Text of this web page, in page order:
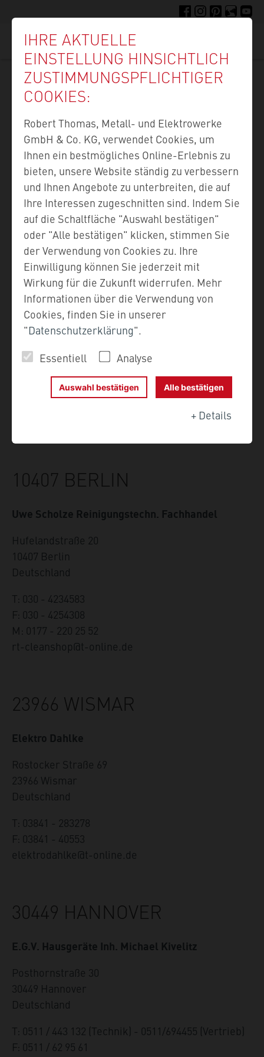
zum
FACEBOOK
INSTAGRAM
PINTEREST
FELLIGE
KUNDEN­DIENST­
STELLEN IN IHRER
NÄHE
Land
01445 RADEBEUL
Hoehne Elektro GmbH
Bernhard-Voß-Straße 23
01445
Deutschland
T: 0351 - 839257 + 8397910
10407 BERLIN
Uwe Scholze Reinigungstechn. Fachhandel
Hufelandstraße 20
10407 Berlin
Deutschland
T: 030 - 4234583
F: 030 - 4254308
M: 0177 - 220 25 52
rt-cleanshop@t-online.de
23966 WISMAR
Elektro Dahlke
Rostocker Straße 69
23966 Wismar
Deutschland
T: 03841 - 283278
F: 03841 - 40553
elektrodahlke@t-online.de
30449 HANNOVER
E.G.V. Hausgeräte Inh. Michael Kivelitz
Posthornstraße 30
30449 Hannover
Deutschland
T: 0511 / 443 132 (Technik) - 0511/694455 (Vertrieb)
F: 0511 / 62 95 61
IHRE AKTUELLE
EINSTELLUNG HINSICHTLICH
ZUSTIMMUNGS­PFLICHTIGER
COOKIES:
Robert Thomas, Metall- und Elektrowerke
GmbH & Co. KG, verwendet Cookies, um
Ihnen ein bestmögliches Online-Erlebnis zu
bieten, unsere Website ständig zu verbessern
und Ihnen Angebote zu unterbreiten, die auf
Ihre Interessen zugeschnitten sind. Indem Sie
auf die Schaltfläche "Auswahl bestätigen"
oder "Alle bestätigen" klicken, stimmen Sie
der Verwendung von Cookies zu. Ihre
Einwilligung können Sie jederzeit mit
Wirkung für die Zukunft widerrufen. Mehr
Informationen über die Verwendung von
Cookies, finden Sie in unserer
"Datenschutzerklärung".
Essentiell
Analyse
Auswahl bestätigen Alle bestätigen
+ Details